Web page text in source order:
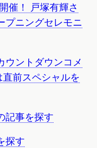
催！ 戸塚有輝さ
プニングセレモニ
ウントダウンコメ
前スペシャルを
記事を探す
探す